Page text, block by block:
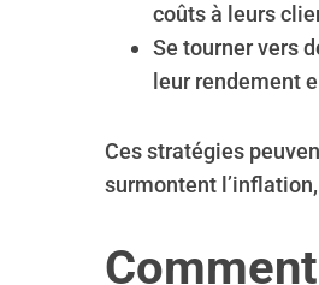
coûts à leurs
Se tourner vers
leur rendement
Ces stratégies
surmontent